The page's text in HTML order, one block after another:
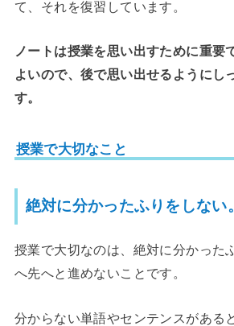
て、それを復習しています。
ノートは授業を思い出すために重要
よいので、後で思い出せるようにし
す。
授業で大切なこと
絶対に分かったふりをしない。
授業で大切なのは、絶対に分かった
へ先へと進めないことです。
分からない単語やセンテンスがある